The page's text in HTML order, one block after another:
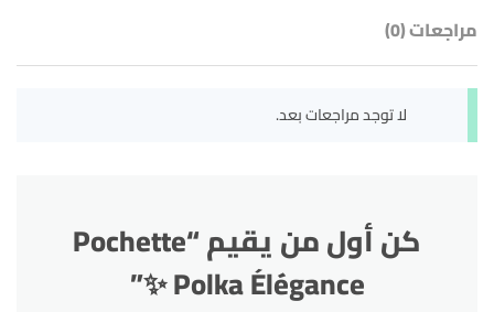
مراجعات (0)
لا توجد مراجعات بعد.
كن أول من يقيم “Pochette
Polka Élégance ✨”